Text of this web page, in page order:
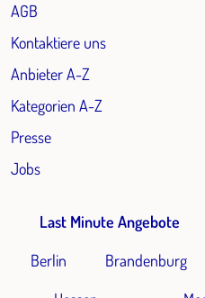
AGB
Kontaktiere uns
Anbieter A-Z
Kategorien A-Z
Presse
Jobs
Last Minute Angebote
Berlin
Brandenburg